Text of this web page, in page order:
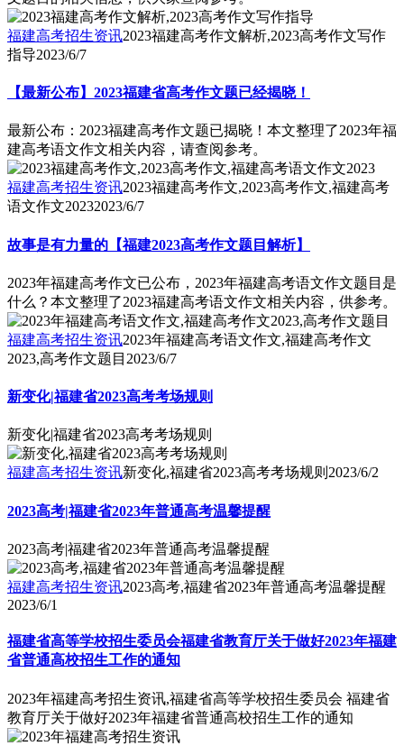
福建高考招生资讯2023福建高考作文解析,2023高考作文写作
指导2023/6/7
【最新公布】2023福建省高考作文题已经揭晓！
最新公布：2023福建高考作文题已揭晓！本文整理了2023年福
建高考语文作文相关内容，请查阅参考。
福建高考招生资讯2023福建高考作文,2023高考作文,福建高考
语文作文20232023/6/7
故事是有力量的【福建2023高考作文题目解析】
2023年福建高考作文已公布，2023年福建高考语文作文题目是
什么？本文整理了2023福建高考语文作文相关内容，供参考。
福建高考招生资讯2023年福建高考语文作文,福建高考作文
2023,高考作文题目 2023/6/7
新变化|福建省2023高考考场规则
新变化|福建省2023高考考场规则
福建高考招生资讯新变化,福建省2023高考考场规则 2023/6/2
2023高考|福建省2023年普通高考温馨提醒
2023高考|福建省2023年普通高考温馨提醒
福建高考招生资讯2023高考,福建省2023年普通高考温馨提醒
2023/6/1
福建省高等学校招生委员会福建省教育厅关于做好2023年福建
省普通高校招生工作的通知
2023年福建高考招生资讯,福建省高等学校招生委员会 福建省
教育厅关于做好2023年福建省普通高校招生工作的通知